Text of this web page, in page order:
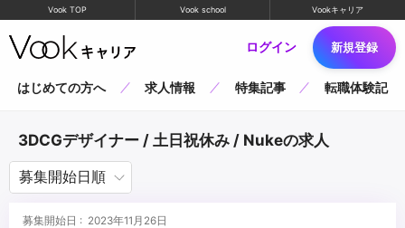
Vook TOP Vook school Vookキャリア
ログイン 新規登録
はじめての方へ 求人情報 特集記事 転職体験記
3DCGデザイナー / 土日祝休み / Nukeの求人
募集開始日 : 2023年11月26日